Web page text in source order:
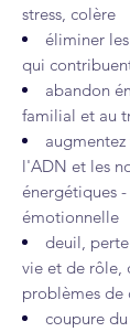
stress, colère
éliminer
qui
abandon
familial et au
l'ADN et les
énergétiques
émotionnelle
deuil,
vie et de rôle,
problèmes de
coupure